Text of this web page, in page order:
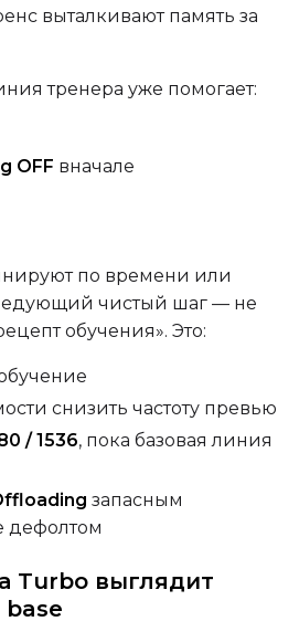
выталкивают память за
тренера уже помогает:
OFF вначале
по времени или
чистый шаг — не
обучения». Это:
снизить частоту превью
/ 1536, пока базовая линия
запасным
дефолтом
Turbo выглядит
base